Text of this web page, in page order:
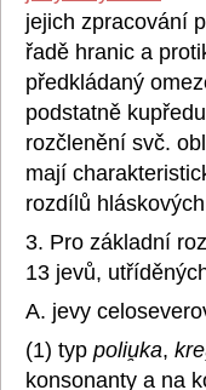
jejich zpracování
řadě hranic a
předkládaný
podstatně
rozčlenění svč.
mají
rozdílů
3. Pro základní
13 jevů,
A. jevy
(1) typ poliu̯ka,
konsonanty a na